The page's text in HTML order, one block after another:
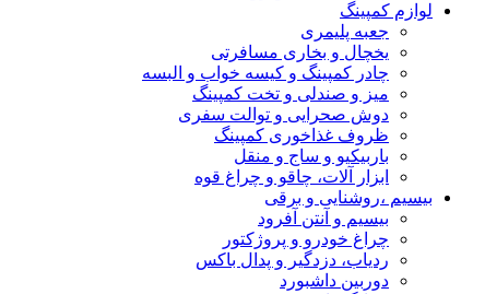
لوازم کمپینگ
جعبه پلیمری
یخچال و بخاری مسافرتی
چادر کمپینگ و کیسه خواب و البسه
میز و صندلی و تخت کمپینگ
دوش صحرایی و توالت سفری
ظروف غذاخوری کمپینگ
باربیکیو و ساج و منقل
ابزار آلات، چاقو و چراغ قوه
بیسیم ،روشنایی و برقی
بیسیم و آنتن آفرود
چراغ خودرو و پروژکتور
ردیاب، دزدگیر و پدال باکس
دوربین داشبورد